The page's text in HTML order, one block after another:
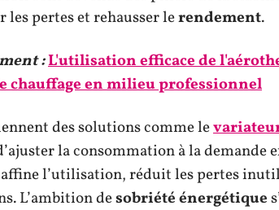
les pertes et rehausser lerendement.
:L'utilisation efficace de
chauffage en milieu professionnel
des solutions comme le
la consommation à la demande
l’utilisation, réduit les pertes
L’ambition desobriété énergétique